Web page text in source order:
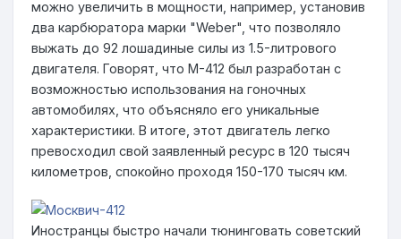
можно увеличить в мощности, например, установив
два карбюратора марки "Weber", что позволяло
выжать до 92 лошадиные силы из 1.5-литрового
двигателя. Говорят, что М-412 был разработан с
возможностью использования на гоночных
автомобилях, что объясняло его уникальные
характеристики. В итоге, этот двигатель легко
превосходил свой заявленный ресурс в 120 тысяч
километров, спокойно проходя 150-170 тысяч км.
Иностранцы быстро начали тюнинговать советский